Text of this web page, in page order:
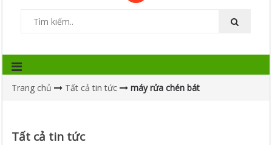
Trang chủ Tất cả tin tức máy rửa chén bát
Tất cả tin tức